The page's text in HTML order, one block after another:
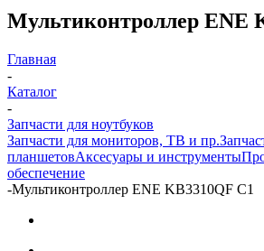
Мультиконтроллер ENE
Главная
-
Каталог
-
Запчасти для ноутбуков
Запчасти для мониторов, ТВ и пр.
планшетовАксесуары и инструменты
обеспечение
-Мультиконтроллер ENE KB3310QF C1